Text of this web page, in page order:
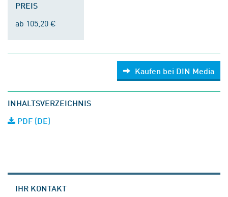
PREIS
ab 105,20 €
Kaufen bei DIN Media
INHALTSVERZEICHNIS
PDF (DE)
IHR KONTAKT